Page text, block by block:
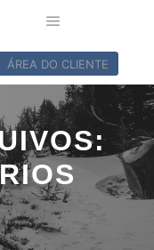
ÁREA DO CLIENTE